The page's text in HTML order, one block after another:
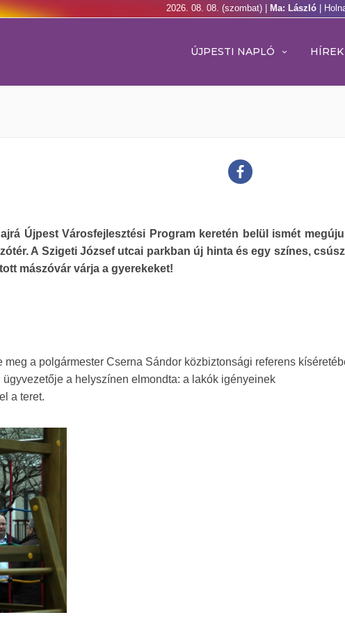
2026. 08. 08. (szombat) | Ma: László |
ÚJPESTI NAPLÓ HÍREK
Újpest Városfejlesztési Program keretén belül ismét
A Szigeti József utcai parkban új hinta és egy színes,
mászóvár várja a gyerekeket!
a polgármester Cserna Sándor közbiztonsági referens
a helyszínen elmondta: a lakók igényeinek
a teret.